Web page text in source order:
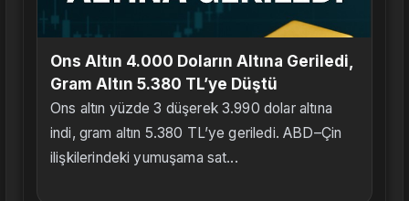
Ons Altın 4.000 Doların Altına Geriledi,
Gram Altın 5.380 TL’ye Düştü
Ons altın yüzde 3 düşerek 3.990 dolar altına
indi, gram altın 5.380 TL’ye geriledi. ABD–Çin
ilişkilerindeki yumuşama sat...